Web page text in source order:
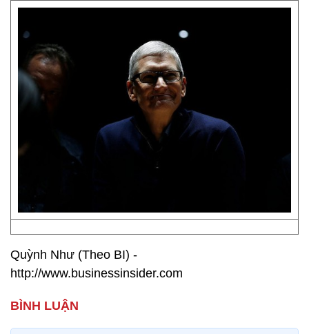
Quỳnh Như (Theo BI) -
http://www.businessinsider.com